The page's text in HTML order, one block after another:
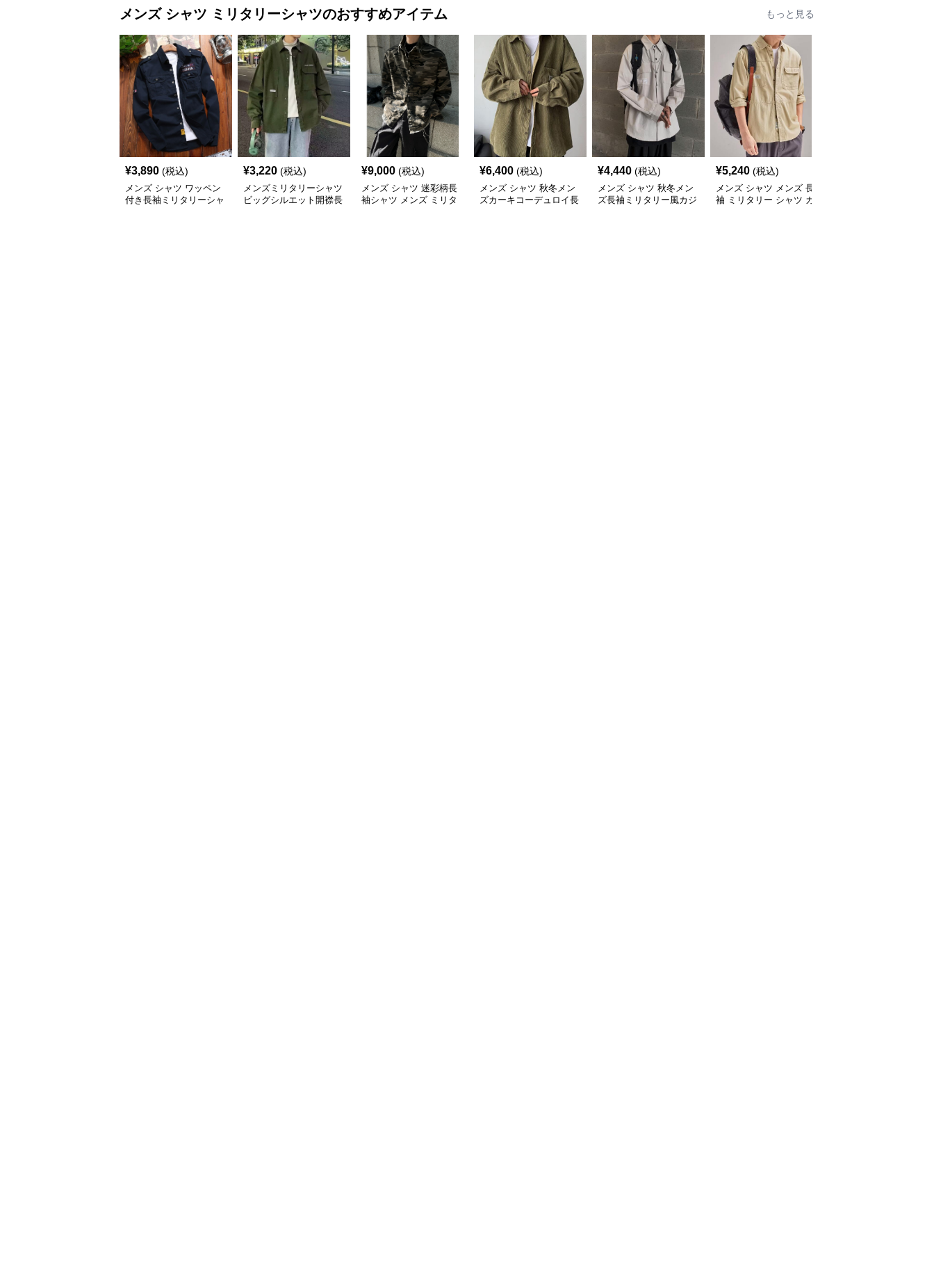
メンズ シャツ ミリタリーシャツのおすすめアイテム もっと見る
¥3,890 (税込)
メンズ シャツ ワッペン
付き長袖ミリタリーシャ
¥3,220 (税込)
メンズミリタリーシャツ
ビッグシルエット開襟長
¥9,000 (税込)
メンズ シャツ 迷彩柄長
袖シャツ メンズ ミリタ
¥6,400 (税込)
メンズ シャツ 秋冬メン
ズカーキコーデュロイ長
¥4,440 (税込)
メンズ シャツ 秋冬メン
ズ長袖ミリタリー風カジ
¥5,240 (税込)
メンズ シャツ メンズ 長
袖 ミリタリー シャツ カ